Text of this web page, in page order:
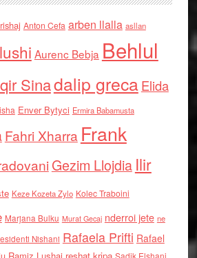
Anton Cefa arben llalla asllan
Aurenc Bebja Behlul
Sinadalip grecaElida
Enver Bytyci Ermira Babamusta
Fahri Xharra Frank
Gezim Llojdia Ilir
Keze Kozeta Zylo Kolec Traboini
Marjana Bulku Murat Gecaj nderroi jete ne
Nishani Rafaela Prifti Rafael
Sadik Elshani